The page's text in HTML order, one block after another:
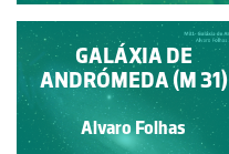
M83
Miguel Neta
GALÁXIA DE
ANDRÓMEDA (M 31)
Alvaro Folhas